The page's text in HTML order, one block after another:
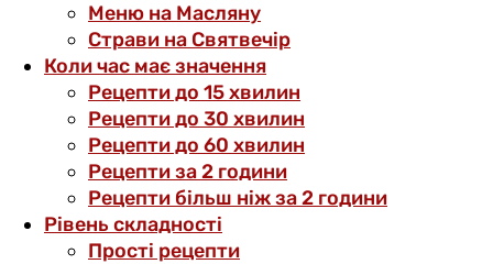
Меню на Масляну
Страви на Святвечір
Коли час має значення
Рецепти до 15 хвилин
Рецепти до 30 хвилин
Рецепти до 60 хвилин
Рецепти за 2 години
Рецепти більш ніж за 2 години
Рівень складності
Прості рецепти